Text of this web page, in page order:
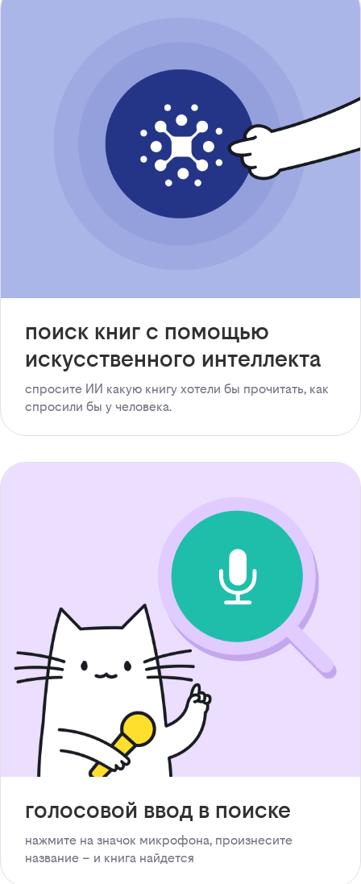
поиск книг с помощью
искусственного интеллекта
спросите ИИ какую книгу хотели бы прочитать, как
спросили бы у человека.
голосовой ввод в поиске
нажмите на значок микрофона, произнесите
название – и книга найдется